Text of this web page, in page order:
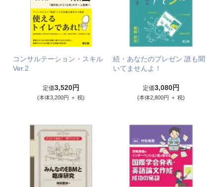
コンサルテーション・スキル
Ver.2
定価3,520円
(本体3,200円 ＋ 税)
続・あなたのプレゼン 誰も聞
いてませんよ！
定価3,080円
(本体2,800円 ＋ 税)